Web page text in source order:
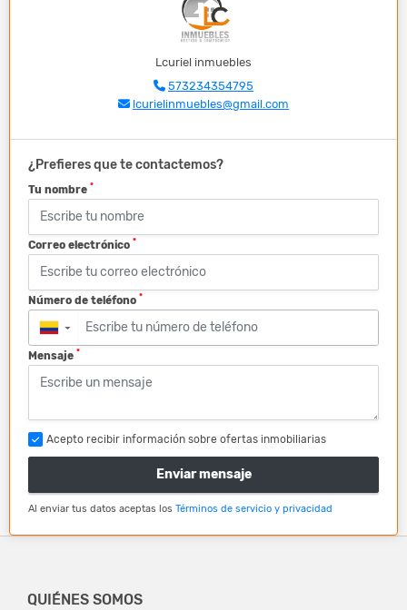
Lcuriel inmuebles
573234354795
lcurielinmuebles@gmail.com
¿Prefieres que te contactemos?
Tu nombre *
Correo electrónico *
Número de teléfono *
▼
Mensaje *
Acepto recibir información sobre ofertas inmobiliarias
Enviar mensaje
Al enviar tus datos aceptas los Términos de servicio y privacidad
QUIÉNES SOMOS